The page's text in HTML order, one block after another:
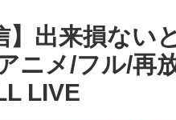
】出来損ない
ニメ/フル/再
LIVE